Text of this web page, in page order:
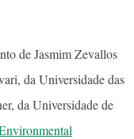
de Jasmim Zevallos
da Universidade das
da Universidade de